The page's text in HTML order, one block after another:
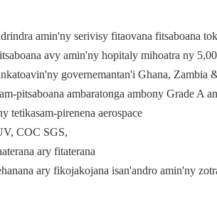
amin'ny serivisy fitaovana fitsaboana
avy amin'ny hopitaly mihoatra ny
governemantan'i Ghana, Zambia
pitsaboana ambaratonga ambony Grade A
tetikasam-pirenena aerospace
COC SGS,
ary fitaterana
ary fikojakojana isan'andro amin'ny